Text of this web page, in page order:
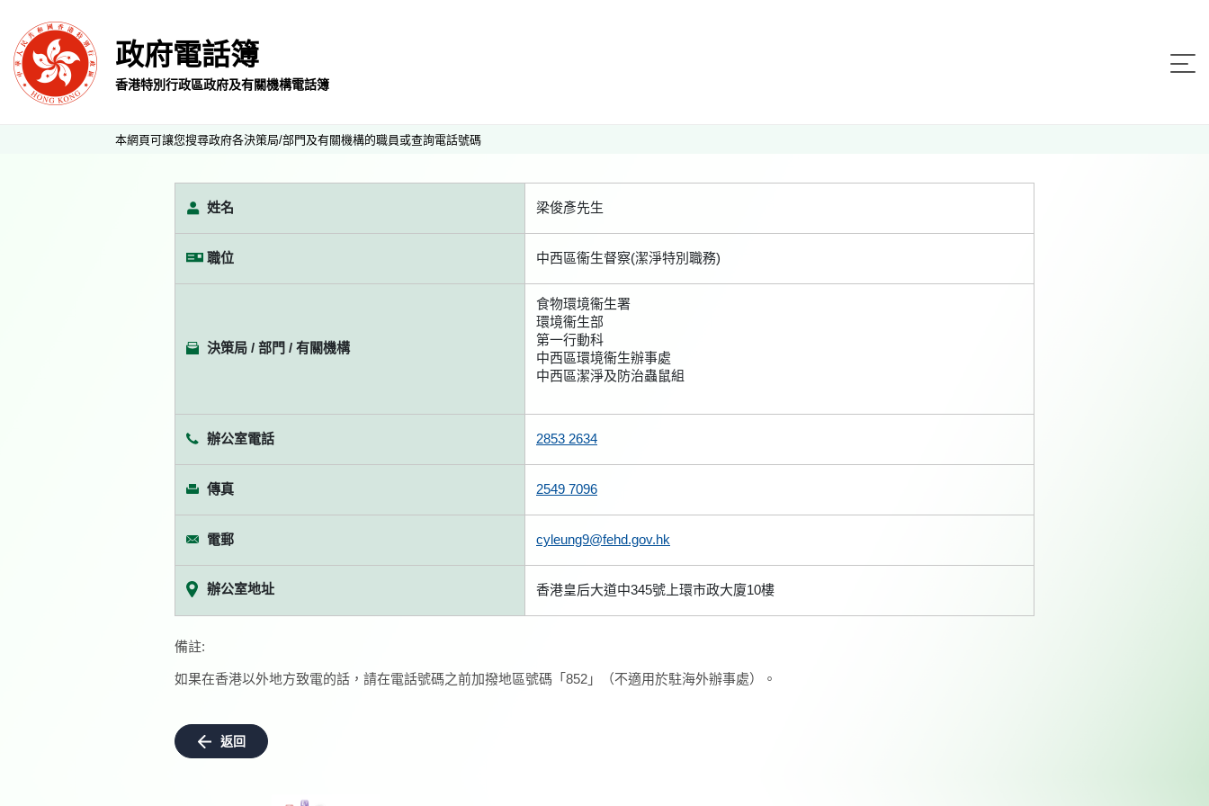
政府電話簿
香港特別行政區政府及有關機構電話簿
本網頁可讓您搜尋政府各決策局/部門及有關機構的職員或查詢電話號碼
姓名 梁俊彥先生
職位 中西區衞生督察(潔淨特別職務)
決策局 / 部門 / 有關機構
食物環境衞生署
環境衞生部
第一行動科
中西區環境衞生辦事處
中西區潔淨及防治蟲鼠組
辦公室電話 2853 2634
傳真 2549 7096
電郵 cyleung9@fehd.gov.hk
辦公室地址 香港皇后大道中345號上環市政大廈10樓
備註:
如果在香港以外地方致電的話，請在電話號碼之前加撥地區號碼「852」（不適用於駐海外辦事處）。
返回